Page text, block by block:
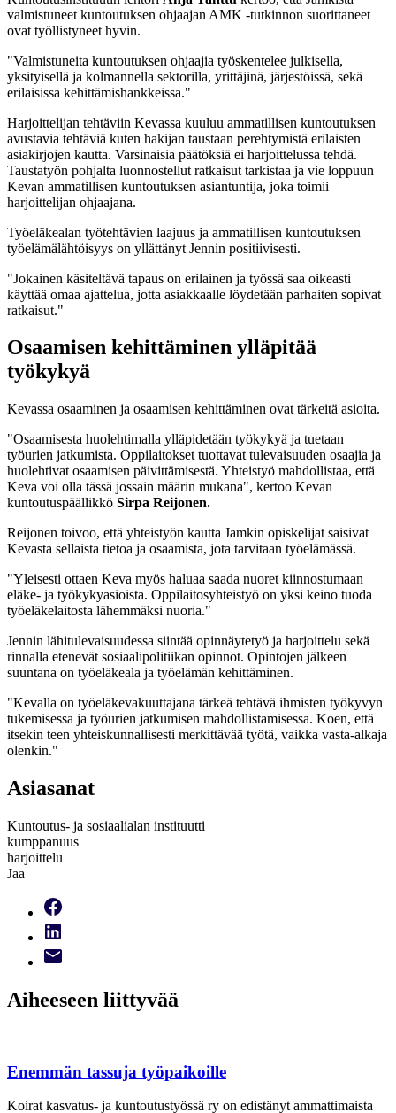
valmistuneet kuntoutuksen ohjaajan AMK -tutkinnon suorittaneet
ovat työllistyneet hyvin.
"Valmistuneita kuntoutuksen ohjaajia työskentelee julkisella,
yksityisellä ja kolmannella sektorilla, yrittäjinä, järjestöissä, sekä
erilaisissa kehittämishankkeissa."
Harjoittelijan tehtäviin Kevassa kuuluu ammatillisen kuntoutuksen
avustavia tehtäviä kuten hakijan taustaan perehtymistä erilaisten
asiakirjojen kautta. Varsinaisia päätöksiä ei harjoittelussa tehdä.
Taustatyön pohjalta luonnostellut ratkaisut tarkistaa ja vie loppuun
Kevan ammatillisen kuntoutuksen asiantuntija, joka toimii
harjoittelijan ohjaajana.
Työeläkealan työtehtävien laajuus ja ammatillisen kuntoutuksen
työelämälähtöisyys on yllättänyt Jennin positiivisesti.
"Jokainen käsiteltävä tapaus on erilainen ja työssä saa oikeasti
käyttää omaa ajattelua, jotta asiakkaalle löydetään parhaiten sopivat
ratkaisut."
Osaamisen kehittäminen ylläpitää
työkykyä
Kevassa osaaminen ja osaamisen kehittäminen ovat tärkeitä asioita.
"Osaamisesta huolehtimalla ylläpidetään työkykyä ja tuetaan
työurien jatkumista. Oppilaitokset tuottavat tulevaisuuden osaajia ja
huolehtivat osaamisen päivittämisestä. Yhteistyö mahdollistaa, että
Keva voi olla tässä jossain määrin mukana", kertoo Kevan
kuntoutuspäällikkö Sirpa Reijonen.
Reijonen toivoo, että yhteistyön kautta Jamkin opiskelijat saisivat
Kevasta sellaista tietoa ja osaamista, jota tarvitaan työelämässä.
"Yleisesti ottaen Keva myös haluaa saada nuoret kiinnostumaan
eläke- ja työkykyasioista. Oppilaitosyhteistyö on yksi keino tuoda
työeläkelaitosta lähemmäksi nuoria."
Jennin lähitulevaisuudessa siintää opinnäytetyö ja harjoittelu sekä
rinnalla etenevät sosiaalipolitiikan opinnot. Opintojen jälkeen
suuntana on työeläkeala ja työelämän kehittäminen.
"Kevalla on työeläkevakuuttajana tärkeä tehtävä ihmisten työkyvyn
tukemisessa ja työurien jatkumisen mahdollistamisessa. Koen, että
itsekin teen yhteiskunnallisesti merkittävää työtä, vaikka vasta-alkaja
olenkin."
Asiasanat
Kuntoutus- ja sosiaalialan instituutti
kumppanuus
harjoittelu
Jaa
Aiheeseen liittyvää
Enemmän tassuja työpaikoille
Koirat kasvatus- ja kuntoutustyössä ry on edistänyt ammattimaista